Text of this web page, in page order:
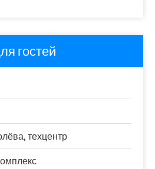
гостей
техцентр